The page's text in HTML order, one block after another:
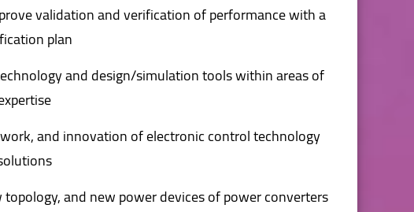
validation and verification of performance with a
plan.
and design/simulation tools within areas of
and innovation of electronic control technology
and new power devices of power converters.